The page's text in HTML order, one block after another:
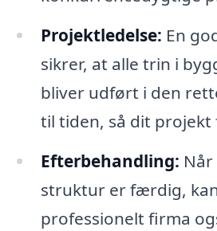
Projektledelse: En
sikrer, at alle trin i
bliver udført i den
til tiden, så dit
Efterbehandling:
struktur er færdig,
professionelt firma